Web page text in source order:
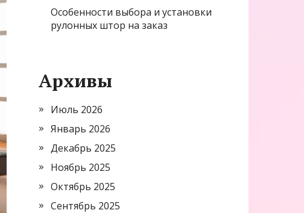
Особенности выбора и установки
рулонных штор на заказ
Архивы
Июль 2026
Январь 2026
Декабрь 2025
Ноябрь 2025
Октябрь 2025
Сентябрь 2025